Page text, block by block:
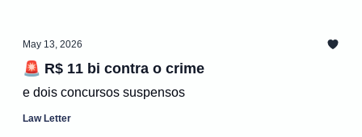
May 13, 2026
🚨 R$ 11 bi contra o crime
e dois concursos suspensos
Law Letter